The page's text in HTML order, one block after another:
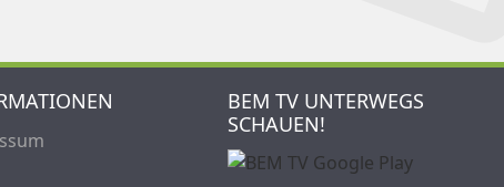
BEM TV UNTERWEGS
SCHAUEN!